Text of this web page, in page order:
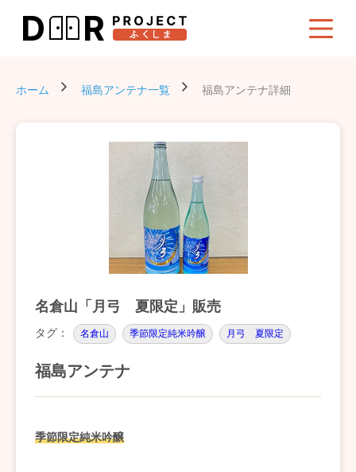
ホーム 福島アンテナ一覧 福島アンテナ詳細
名倉山「月弓 夏限定」販売
タグ： 名倉山 季節限定純米吟醸 月弓 夏限定
福島アンテナ
季節限定純米吟醸